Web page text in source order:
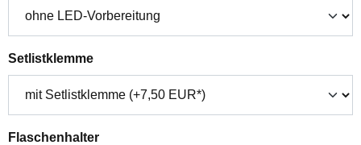
Setlistklemmeauswählen
Flaschenhalterauswählen